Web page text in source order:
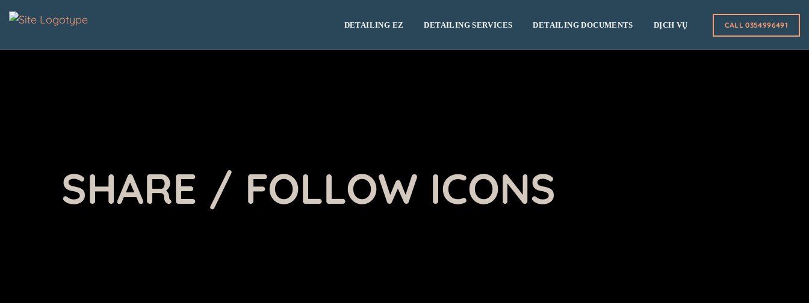
DETAILING EZ DETAILING SERVICES DETAILING DOCUMENTS DỊCH VỤ CALL 0354996491
SHARE / FOLLOW ICONS